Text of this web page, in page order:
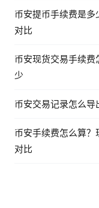
币安提币手续费是
对比
币安现货交易手续
少
币安交易记录怎么
币安手续费怎么算
对比